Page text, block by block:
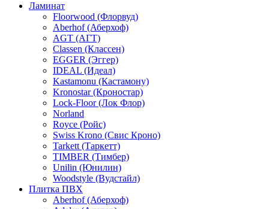
Ламинат
Floorwood (Флорвуд)
Aberhof (Аберхоф)
AGT (АГТ)
Classen (Классен)
EGGER (Эггер)
IDEAL (Идеал)
Kastamonu (Кастамону)
Kronostar (Кроностар)
Lock-Floor (Лок Флор)
Norland
Royce (Ройс)
Swiss Krono (Свис Кроно)
Tarkett (Таркетт)
TIMBER (Тимбер)
Unilin (Юнилин)
Woodstyle (Вудстайл)
Плитка ПВХ
Aberhof (Аберхоф)